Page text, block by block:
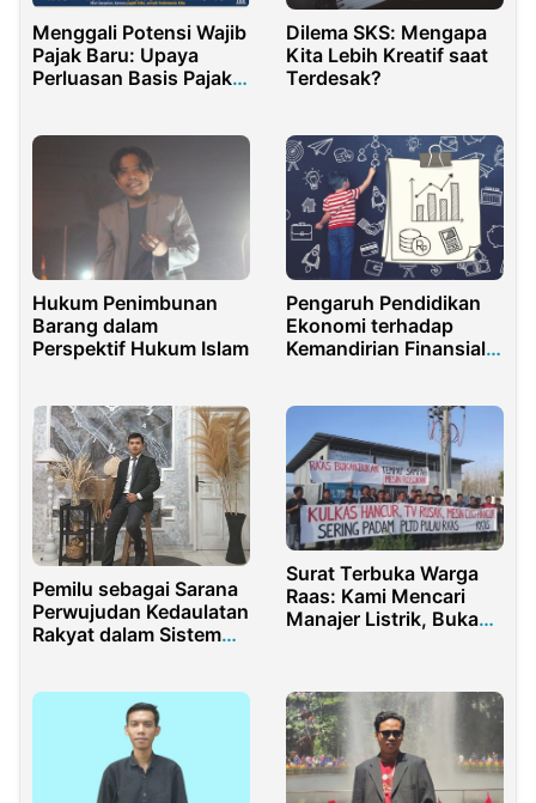
Menggali Potensi Wajib
Pajak Baru: Upaya
Perluasan Basis Pajak
Dilema SKS: Mengapa
Kita Lebih Kreatif saat
Terdesak?
Hukum Penimbunan
Barang dalam
Perspektif Hukum Islam
Pengaruh Pendidikan
Ekonomi terhadap
Kemandirian Finansial
Pemilu sebagai Sarana
Perwujudan Kedaulatan
Rakyat dalam Sistem
Surat Terbuka Warga
Raas: Kami Mencari
Manajer Listrik, Bukan